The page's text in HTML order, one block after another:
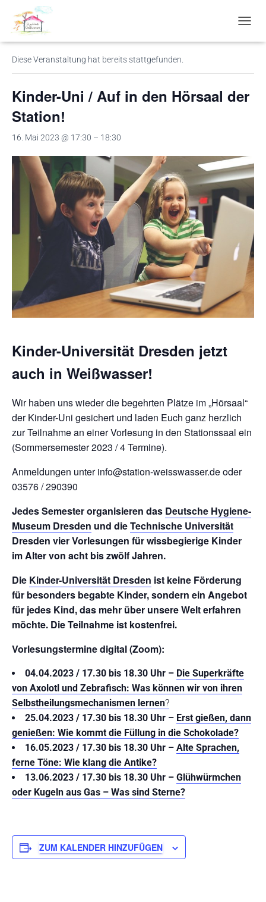
A
G
T
M
S
C
L
« Alle Veranstaltungen
Diese Veranstaltung hat bereits stattgefunden.
Kinder-Uni / Auf in den Hörsaal der
Station!
16. Mai 2023 @ 17:30 – 18:30
Kinder-Universität Dresden jetzt
auch in Weißwasser!
Wir haben uns wieder die begehrten Plätze im „Hörsaal“
der Kinder-Uni gesichert und laden Euch ganz herzlich
zur Teilnahme an einer Vorlesung in den Stationssaal ein
(Sommersemester 2023 / 4 Termine).
Anmeldungen unter info@station-weisswasser.de oder
03576 / 290390
Jedes Semester organisieren das Deutsche Hygiene-
Museum Dresden und dieTechnische Universität
Dresden vier Vorlesungen für wissbegierige Kinder
im Alter von acht bis zwölf Jahren.
Die Kinder-Universität Dresden ist keine Förderung
für besonders begabte Kinder, sondern ein Angebot
für jedes Kind, das mehr über unsere Welt erfahren
möchte. Die Teilnahme ist kostenfrei.
Vorlesungstermine digital (Zoom):
04.04.2023 / 17.30 bis 18.30 Uhr – Die Superkräfte
von Axolotl und Zebrafisch: Was können wir von ihren
Selbstheilungsmechanismen lernen?
25.04.2023 / 17.30 bis 18.30 Uhr – Erst gießen, dann
genießen: Wie kommt die Füllung in die Schokolade?
16.05.2023 / 17.30 bis 18.30 Uhr – Alte Sprachen,
ferne Töne: Wie klang die Antike?
13.06.2023 / 17.30 bis 18.30 Uhr – Glühwürmchen
oder Kugeln aus Gas – Was sind Sterne?
ZUM KALENDER HINZUFÜGEN